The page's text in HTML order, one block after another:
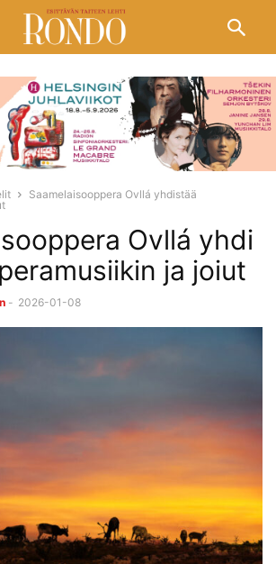
Saamelaisooppera Ovllá yhdistää
Ovllá yhdi
ja joiut
- 2026-01-08